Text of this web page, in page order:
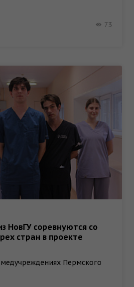
73
НовГУ соревнуются со
стран в проекте
Пермского